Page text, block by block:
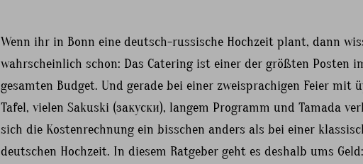
Wenn ihr in Bonn eine deutsch-russische Hochzeit plant, dann
wahrscheinlich schon: Das Catering ist einer der größten Posten
gesamten Budget. Und gerade bei einer zweisprachigen Feier mit
Tafel, vielen Sakuski (закуски), langem Programm und Tamada
sich die Kostenrechnung ein bisschen anders als bei einer
deutschen Hochzeit. In diesem Ratgeber geht es deshalb ums